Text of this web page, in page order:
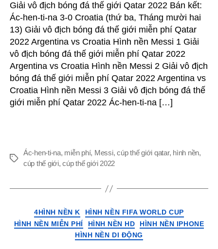
4K
&
HD
Giải
vô
địch
bóng
đá
thế
Hình
iPhone
&
điện
Giải vô địch bóng đá thế giới Qatar 2022 Bán kết:
Ác-hen-ti-na 3-0 Croatia (thứ ba, Tháng mười hai
13) Giải vô địch bóng đá thế giới miễn phí Qatar
2022 Argentina vs Croatia Hình nền Messi 1 Giải
vô địch bóng đá thế giới miễn phí Qatar 2022
Argentina vs Croatia Hình nền Messi 2 Giải vô địch
bóng đá thế giới miễn phí Qatar 2022 Argentina vs
Croatia Hình nền Messi 3 Giải vô địch bóng đá thế
giới miễn phí Qatar 2022 Ác-hen-ti-na […]
Thẻ
Ác-hen-ti-na, miễn phí, Messi,cúp thế giới qatar, hình nền,
cúp thế giới,cúp thế giới 2022
Thể
loại
4HÌNH NỀN K
HÌNH NỀN FIFA WORLD CUP
HÌNH NỀN MIỄN PHÍ
HÌNH NỀN HD
HÌNH NỀN IPHONE
HÌNH NỀN DI ĐỘNG